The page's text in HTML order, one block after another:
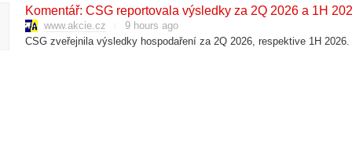
Komentář: CSG reportovala výsledky za 2Q 2026 a 1H
www.akcie.cz
9 hours ago
CSG zveřejnila výsledky hospodaření za 2Q 2026, respektive 1H